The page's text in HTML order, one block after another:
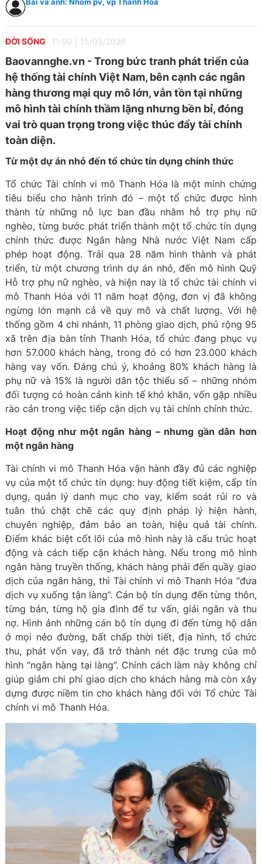
ĐỜI SỐNG 11:00 15/05/2026
Baovannghe.vn - Trong bức tranh phát triển của
hệ thống tài chính Việt Nam, bên cạnh các ngân
hàng thương mại quy mô lớn, vẫn tồn tại những
mô hình tài chính thầm lặng nhưng bền bỉ, đóng
vai trò quan trọng trong việc thúc đẩy tài chính
toàn diện.
Từ một dự án nhỏ đến tổ chức tín dụng chính thức
Tổ chức Tài chính vi mô Thanh Hóa là một minh chứng
tiêu biểu cho hành trình đó – một tổ chức được hình
thành từ những nỗ lực ban đầu nhằm hỗ trợ phụ nữ
nghèo, từng bước phát triển thành một tổ chức tín dụng
chính thức được Ngân hàng Nhà nước Việt Nam cấp
phép hoạt động. Trải qua 28 năm hình thành và phát
triển, từ một chương trình dự án nhỏ, đến mô hình Quỹ
Hỗ trợ phụ nữ nghèo, và hiện nay là tổ chức tài chính vi
mô Thanh Hóa với 11 năm hoạt động, đơn vị đã không
ngừng lớn mạnh cả về quy mô và chất lượng. Với hệ
thống gồm 4 chi nhánh, 11 phòng giao dịch, phủ rộng 95
xã trên địa bàn tỉnh Thanh Hóa, tổ chức đang phục vụ
hơn 57.000 khách hàng, trong đó có hơn 23.000 khách
hàng vay vốn. Đáng chú ý, khoảng 80% khách hàng là
phụ nữ và 15% là người dân tộc thiểu số – những nhóm
đối tượng có hoàn cảnh kinh tế khó khăn, vốn gặp nhiều
rào cản trong việc tiếp cận dịch vụ tài chính chính thức.
Hoạt động như một ngân hàng – nhưng gần dân hơn
một ngân hàng
Tài chính vi mô Thanh Hóa vận hành đầy đủ các nghiệp
vụ của một tổ chức tín dụng: huy động tiết kiệm, cấp tín
dụng, quản lý danh mục cho vay, kiểm soát rủi ro và
tuân thủ chặt chẽ các quy định pháp lý hiện hành,
chuyên nghiệp, đảm bảo an toàn, hiệu quả tài chính.
Điểm khác biệt cốt lõi của mô hình này là cấu trúc hoạt
động và cách tiếp cận khách hàng. Nếu trong mô hình
ngân hàng truyền thống, khách hàng phải đến quầy giao
dịch của ngân hàng, thì Tài chính vi mô Thanh Hóa “đưa
dịch vụ xuống tận làng”. Cán bộ tín dụng đến từng thôn,
từng bản, từng hộ gia đình để tư vấn, giải ngân và thu
nợ. Hình ảnh những cán bộ tín dụng đi đến từng hộ dân
ở mọi nẻo đường, bất chấp thời tiết, địa hình, tổ chức
thu, phát vốn vay, đã trở thành nét đặc trưng của mô
hình “ngân hàng tại làng”. Chính cách làm này không chỉ
giúp giảm chi phí giao dịch cho khách hàng mà còn xây
dựng được niềm tin cho khách hàng đối với Tổ chức Tài
chính vi mô Thanh Hóa.